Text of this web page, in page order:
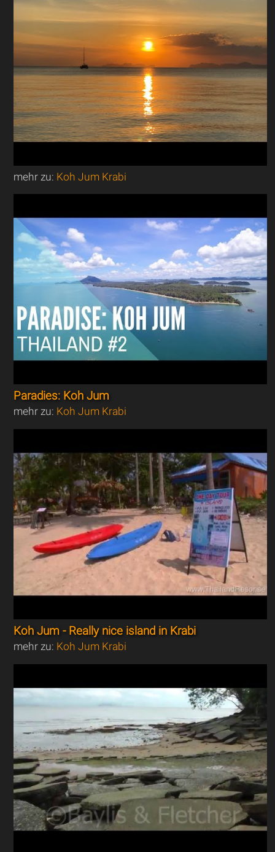
mehr zu: Koh Jum Krabi
Paradies: Koh Jum
mehr zu: Koh Jum Krabi
Koh Jum - Really nice island in Krabi
mehr zu: Koh Jum Krabi